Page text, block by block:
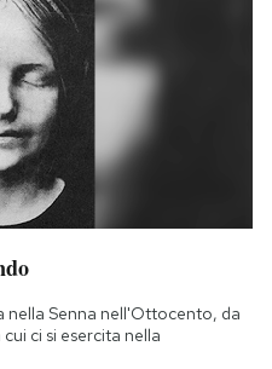
nella Senna nell'Ottocento, da
ci si esercita nella